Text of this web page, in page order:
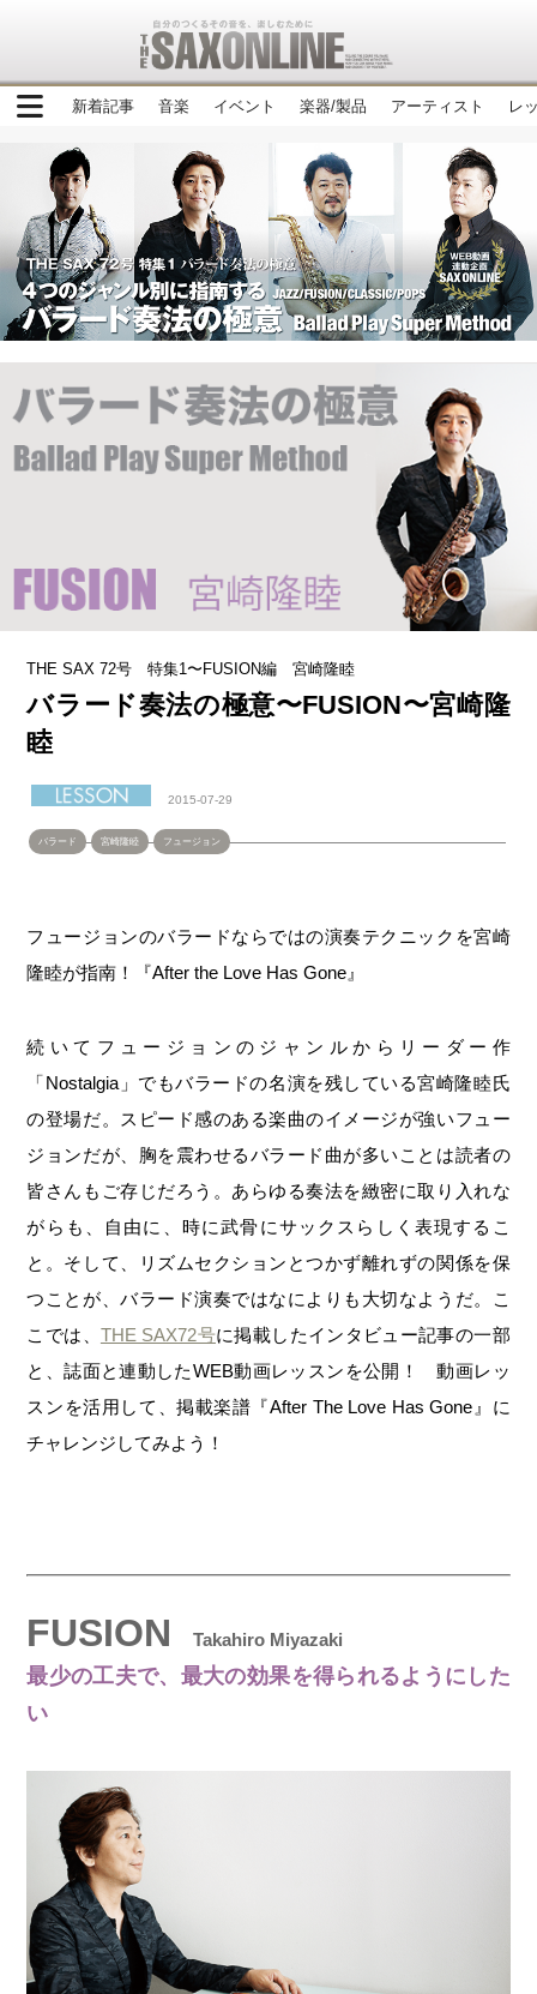
新着記事 音楽 イベント 楽器/製品 アーティスト レ
THE SAX 72号 特集1〜FUSION編 宮崎隆睦
バラード奏法の極意〜FUSION〜宮崎隆
睦
2015-07-29
バラード 宮崎隆睦 フュージョン
フュージョンのバラードならではの演奏テクニックを宮崎
隆睦が指南！『After the Love Has Gone』
続いてフュージョンのジャンルからリーダー作
「Nostalgia」でもバラードの名演を残している宮崎隆睦氏
の登場だ。スピード感のある楽曲のイメージが強いフュー
ジョンだが、胸を震わせるバラード曲が多いことは読者の
皆さんもご存じだろう。あらゆる奏法を緻密に取り入れな
がらも、自由に、時に武骨にサックスらしく表現するこ
と。そして、リズムセクションとつかず離れずの関係を保
つことが、バラード演奏ではなによりも大切なようだ。こ
こでは、 THE SAX72号に掲載したインタビュー記事の一部
と、誌面と連動したWEB動画レッスンを公開！ 動画レッ
スンを活用して、掲載楽譜『After The Love Has Gone』に
チャレンジしてみよう！
FUSIONTakahiro Miyazaki
最少の工夫で、最大の効果を得られるようにした
い